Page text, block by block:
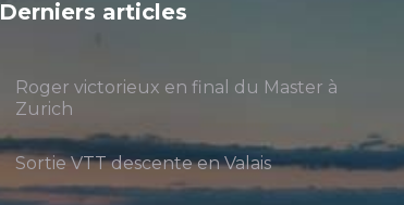
Derniers articles
Roger victorieux en final du Master à
Zurich
Sortie VTT descente en Valais